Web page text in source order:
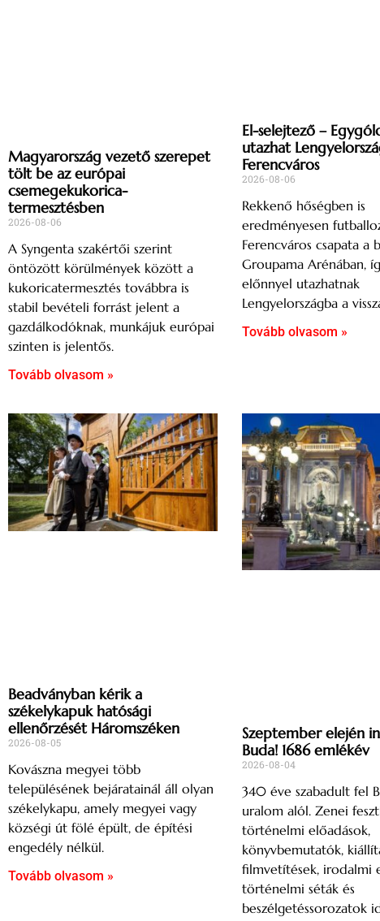
Magyarország vezető szerepet
tölt be az európai
csemegekukorica-
termesztésben
2026-08-06
A Syngenta szakértői szerint
öntözött körülmények között a
kukoricatermesztés továbbra is
stabil bevételi forrást jelent a
gazdálkodóknak, munkájuk európai
szinten is jelentős.
Tovább olvasom »
El-selejtező –
utazhat
Ferencváros
2026-08-06
Rekkenő hőségben is
eredményesen
Ferencváros csapata a
Groupama Arénában,
előnnyel utazhatnak
Lengyelországba a
Tovább olvasom »
Beadványban kérik a
székelykapuk hatósági
ellenőrzését Háromszéken
2026-08-05
Kovászna megyei több
településének bejáratainál áll olyan
székelykapu, amely megyei vagy
községi út fölé épült, de építési
engedély nélkül.
Tovább olvasom »
Szeptember elején
Buda! 1686 emlékév
2026-08-04
340 éve szabadult fel
uralom alól. Zenei
történelmi előadások,
könyvbemutatók,
filmvetítések, irodalmi
történelmi séták és
beszélgetéssorozatok